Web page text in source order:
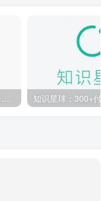
百战-AI算法工程师就业班|价值18980元|冲击百万年薪|完结无秘